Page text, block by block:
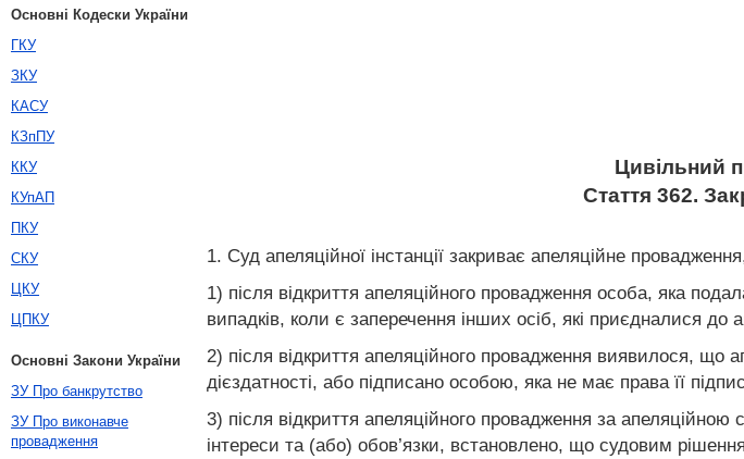
Цивільний
Стаття 362.
1. Суд апеляційної інстанції закриває апеляційне
1) після відкриття апеляційного провадження особа, яка
випадків, коли є заперечення інших осіб, які приєдналися до
2) після відкриття апеляційного провадження виявилося, що
дієздатності, або підписано особою, яка не має права її
3) після відкриття апеляційного провадження за
інтереси та (або) обов’язки, встановлено, що судовим
Основні Кодески України
ГКУ
ЗКУ
КАСУ
КЗпПУ
ККУ
КУпАП
ПКУ
СКУ
ЦКУ
ЦПКУ
Основні Закони України
ЗУ Про банкрутство
ЗУ Про виконавче
провадження